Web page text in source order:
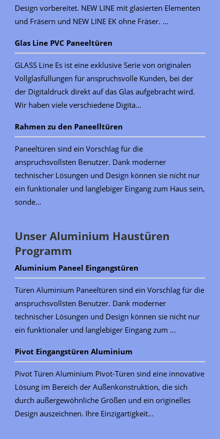
Design vorbereitet. NEW LINE mit glasierten Elementen
und Fräsern und NEW LINE EK ohne Fräser. ...
Glas Line PVC Paneeltüren
GLASS Line Es ist eine exklusive Serie von originalen
Vollglasfüllungen für anspruchsvolle Kunden, bei der
der Digitaldruck direkt auf das Glas aufgebracht wird.
Wir haben viele verschiedene Digita...
Rahmen zu den Paneelltüren
Paneeltüren sind ein Vorschlag für die
anspruchsvollsten Benutzer. Dank moderner
technischer Lösungen und Design können sie nicht nur
ein funktionaler und langlebiger Eingang zum Haus sein,
sonde...
Unser Aluminium Haustüren
Programm
Aluminium Paneel Eingangstüren
Türen Aluminium Paneeltüren sind ein Vorschlag für die
anspruchsvollsten Benutzer. Dank moderner
technischer Lösungen und Design können sie nicht nur
ein funktionaler und langlebiger Eingang zum ...
Pivot Eingangstüren Aluminium
Pivot Türen Aluminium Pivot-Türen sind eine innovative
Lösung im Bereich der Außenkonstruktion, die sich
durch außergewöhnliche Größen und ein originelles
Design auszeichnen. Ihre Einzigartigkeit...